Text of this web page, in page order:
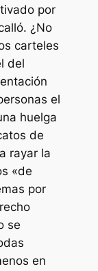
por
¿No
carteles
del
el
huelga
de
rayar la
«de
por
se
en